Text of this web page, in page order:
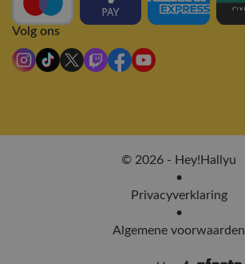
Volg ons
© 2026 - Hey!Hallyu
•
Privacyverklaring
•
Algemene voorwaarden